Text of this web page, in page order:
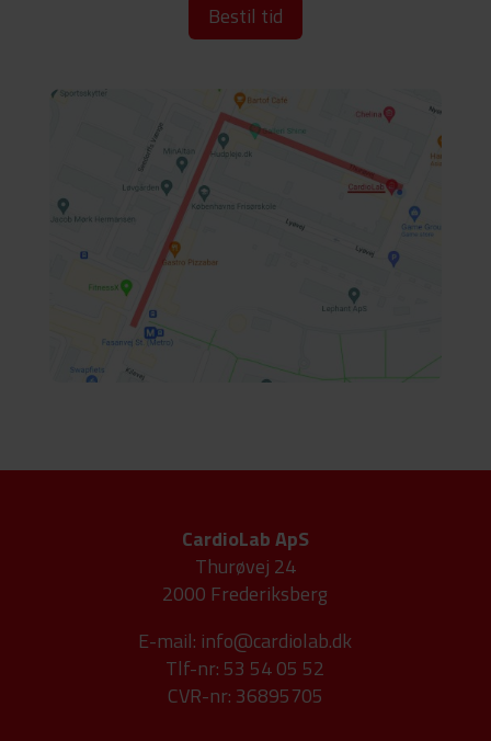
Bestil tid
CardioLab ApS
Thurøvej 24
2000 Frederiksberg
E-mail: info@cardiolab.dk
Tlf-nr: 53 54 05 52
CVR-nr: 36895705